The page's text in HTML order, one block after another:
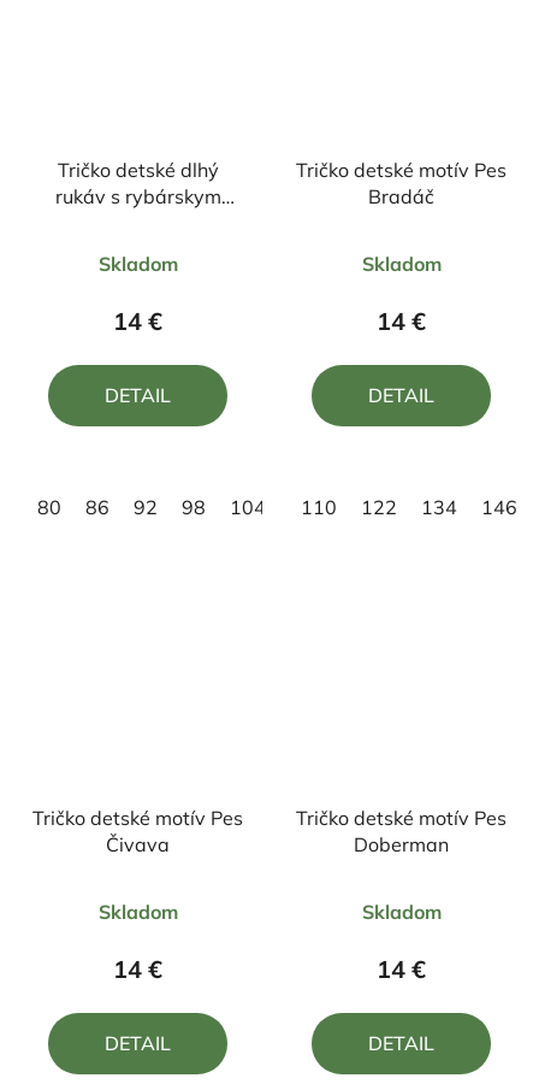
Tričko detské dlhý
rukáv s rybárskym
hodnotenie
produktu
5,0
z
Skladom
14 €
DETAIL
80 86 92 98 104
Tričko detské motív Pes
Bradáč
hodnotenie
produktu
5,0
z
Skladom
14 €
DETAIL
110 122 134 146
Tričko detské motív Pes
Čivava
hodnotenie
produktu
z
Skladom
14 €
DETAIL
Tričko detské motív Pes
Doberman
hodnotenie
produktu
z
Skladom
14 €
DETAIL